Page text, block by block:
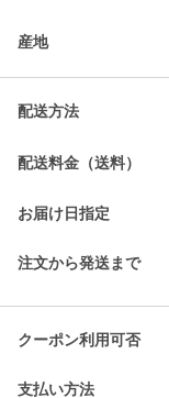
産地
配送方法
配送料金（送料）
お届け日指定
注文から発送まで
クーポン利用可否
支払い方法